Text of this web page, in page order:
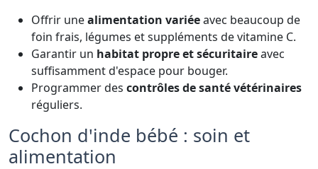
Offrir unealimentation variéeavec beaucoup de
foin frais, légumes et suppléments de vitamine C.
Garantir un habitat propre et sécuritaireavec
suffisamment d'espace pour bouger.
Programmer des contrôles de santé vétérinaires
réguliers.
Cochon d'inde bébé : soin et
alimentation